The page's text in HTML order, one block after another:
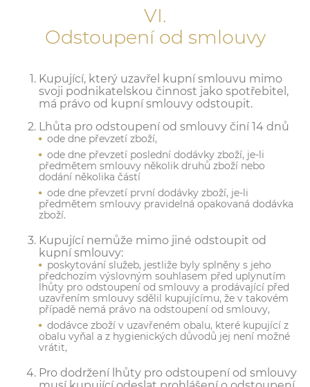
VI.
Odstoupení od smlouvy
Kupující, který uzavřel kupní smlouvu mimo
svoji podnikatelskou činnost jako spotřebitel,
má právo od kupní smlouvy odstoupit.
Lhůta pro odstoupení od smlouvy činí 14 dnů
ode dne převzetí zboží,
ode dne převzetí poslední dodávky zboží, je-li
předmětem smlouvy několik druhů zboží nebo
dodání několika částí
ode dne převzetí první dodávky zboží, je-li
předmětem smlouvy pravidelná opakovaná dodávka
zboží.
Kupující nemůže mimo jiné odstoupit od
kupní smlouvy:
poskytování služeb, jestliže byly splněny s jeho
předchozím výslovným souhlasem před uplynutím
lhůty pro odstoupení od smlouvy a prodávající před
uzavřením smlouvy sdělil kupujícímu, že v takovém
případě nemá právo na odstoupení od smlouvy,
dodávce zboží v uzavřeném obalu, které kupující z
obalu vyňal a z hygienických důvodů jej není možné
vrátit,
Pro dodržení lhůty pro odstoupení od smlouvy